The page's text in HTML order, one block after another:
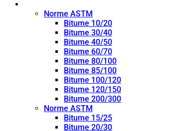
Norme ASTM
Bitume 10/20
Bitume 30/40
Bitume 40/50
Bitume 60/70
Bitume 80/100
Bitume 85/100
Bitume 100/120
Bitume 120/150
Bitume 200/300
Norme ASTM
Bitume 15/25
Bitume 20/30